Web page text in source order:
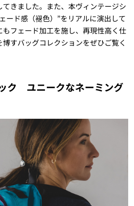
きました。 また、本ヴィンテージシ
ード感（褪色）”をリアルに演出して
フェード加工を施し、再現性高く仕
博すバッグコレクションをぜひご覧く
ク ユニークなネーミング